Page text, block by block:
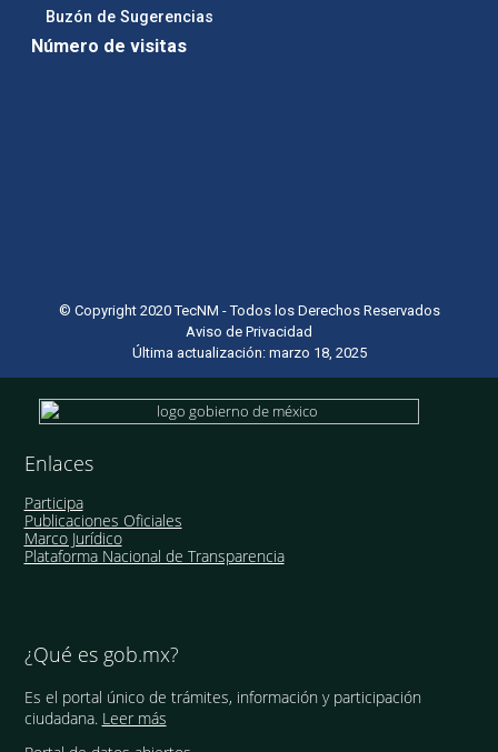
Buzón de Sugerencias
Número de visitas
© Copyright 2020 TecNM - Todos los Derechos Reservados
Aviso de Privacidad
Última actualización: marzo 18, 2025
Enlaces
Participa
Publicaciones Oficiales
Marco Jurídico
Plataforma Nacional de Transparencia
¿Qué es gob.mx?
Es el portal único de trámites, información y participación
ciudadana. Leer más